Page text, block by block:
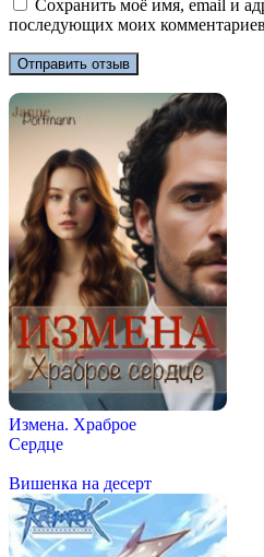
Сохранить моё имя, email и
последующих моих
Измена. Храброе
Сердце
Вишенка на десерт